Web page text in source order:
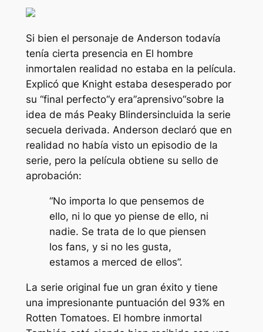
Si bien el personaje de Anderson todavía
tenía cierta presencia en El hombre
inmortalen realidad no estaba en la película.
Explicó que Knight estaba desesperado por
su “final perfecto“y era”aprensivo“sobre la
idea de más Peaky Blindersincluida la serie
secuela derivada. Anderson declaró que en
realidad no había visto un episodio de la
serie, pero la película obtiene su sello de
aprobación:
“No importa lo que pensemos de
ello, ni lo que yo piense de ello, ni
nadie. Se trata de lo que piensen
los fans, y si no les gusta,
estamos a merced de ellos”.
La serie original fue un gran éxito y tiene
una impresionante puntuación del 93% en
Rotten Tomatoes. El hombre inmortal